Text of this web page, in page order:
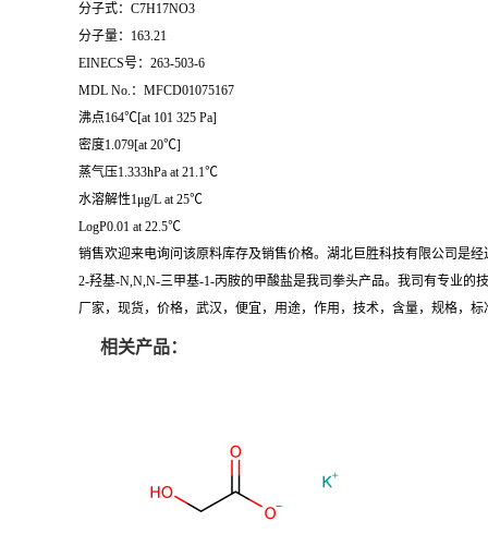
分子式：C7H17NO3
分子量：163.21
EINECS号：263-503-6
MDL No.：MFCD01075167
沸点164℃[at 101 325 Pa]
密度1.079[at 20℃]
蒸气压1.333hPa at 21.1℃
水溶解性1μg/L at 25℃
LogP0.01 at 22.5℃
销售欢迎来电询问该原料库存及销售价格。湖北巨胜科技有限公司是
2-羟基-N,N,N-三甲基-1-丙胺的甲酸盐是我司拳头产品。我司有专业的
厂家，现货，价格，武汉，便宜，用途，作用，技术，含量，规格，
相关产品：